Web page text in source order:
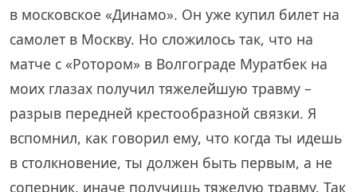
в московское «Динамо». Он уже купил билет на
самолет в Москву. Но сложилось так, что на
матче с «Ротором» в Волгограде Муратбек на
моих глазах получил тяжелейшую травму –
разрыв передней крестообразной связки. Я
вспомнил, как говорил ему, что когда ты идешь
в столкновение, ты должен быть первым, а не
соперник, иначе получишь тяжелую травму. Так